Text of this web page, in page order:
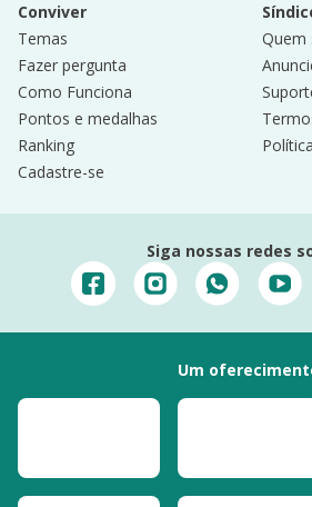
Conviver
Temas
Fazer pergunta
Como Funciona
Pontos e medalhas
Ranking
Cadastre-se
Quem
Siga nossas redes
Um